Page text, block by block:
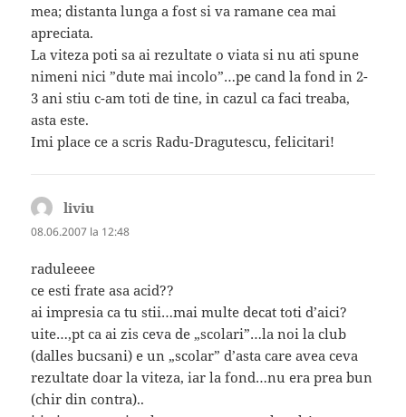
mea; distanta lunga a fost si va ramane cea mai
apreciata.
La viteza poti sa ai rezultate o viata si nu ati spune
nimeni nici ”dute mai incolo”…pe cand la fond in 2-
3 ani stiu c-am toti de tine, in cazul ca faci treaba,
asta este.
Imi place ce a scris Radu-Dragutescu, felicitari!
liviu
08.06.2007 la 12:48
raduleeee
ce esti frate asa acid??
ai impresia ca tu stii…mai multe decat toti d’aici?
uite…,pt ca ai zis ceva de „scolari”…la noi la club
(dalles bucsani) e un „scolar” d’asta care avea ceva
rezultate doar la viteza, iar la fond…nu era prea bun
(chir din contra)..